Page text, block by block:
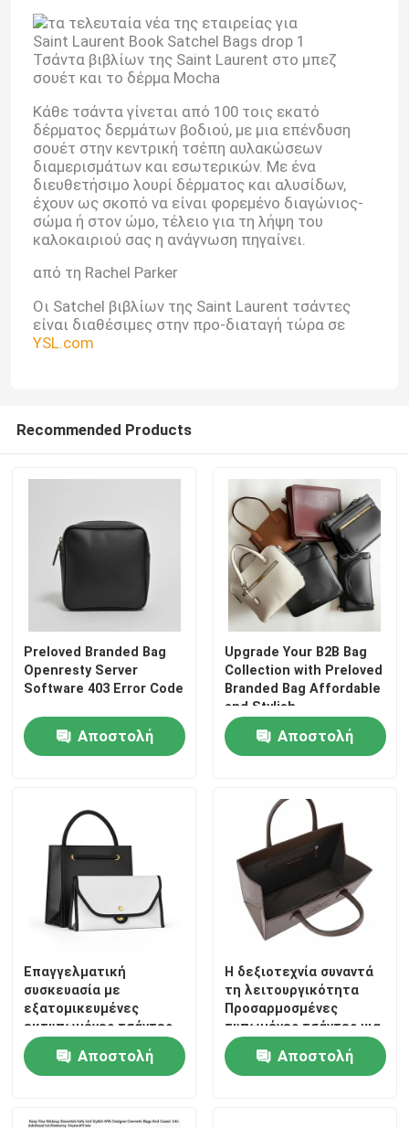
Σπίτι
Προϊόντα
Βίντεο
Τσάντα βιβλίων της Saint Laurent στο μπεζ
σουέτ και το δέρμα Mocha
Κάθε τσάντα γίνεται από 100 τοις εκατό
δέρματος δερμάτων βοδιού, με μια επένδυση
σουέτ στην κεντρική τσέπη αυλακώσεων
διαμερισμάτων και εσωτερικών. Με ένα
διευθετήσιμο λουρί δέρματος και αλυσίδων,
έχουν ως σκοπό να είναι φορεμένο διαγώνιος-
σώμα ή στον ώμο, τέλειο για τη λήψη του
καλοκαιριού σας η ανάγνωση πηγαίνει.
από τη Rachel Parker
Οι Satchel βιβλίων της Saint Laurent τσάντες
είναι διαθέσιμες στηνπρο-διαταγή τώρα σε
YSL.com
Recommended Products
Preloved Branded Bag
Openresty Server
Software 403 Error Code
Αποστολή
Upgrade Your B2B Bag
Collection with Preloved
Branded Bag Affordable
and Stylish
Αποστολή
Επαγγελματική
συσκευασία με
εξατομικευμένες
εκτυπωμένες τσάντες
δώρων
Αποστολή
Η δεξιοτεχνία συναντά
τη λειτουργικότητα
Προσαρμοσμένες
τυπωμένες τσάντες για
ψώνια με ανάγλυφη
σκιά μονογράμματος
Αποστολή